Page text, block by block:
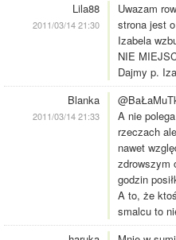
Lila88
2011/03/14 21:30
Uwazam
strona jest
Izabela
NIE
Dajmy p.
Blanka
2011/03/14 21:33
A nie
rzeczach
nawet
zdrowszym
godzin
A to, że
smalcu to